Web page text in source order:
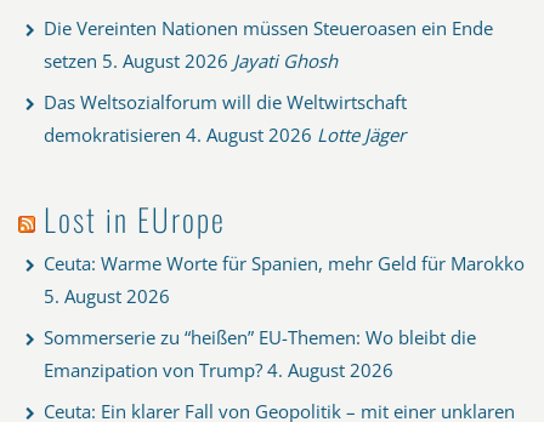
Die Vereinten Nationen müssen Steueroasen ein Ende
setzen 5. August 2026 Jayati Ghosh
Das Weltsozialforum will die Weltwirtschaft
demokratisieren 4. August 2026 Lotte Jäger
Lost in EUrope
Ceuta: Warme Worte für Spanien, mehr Geld für Marokko
5. August 2026
Sommerserie zu “heißen” EU-Themen: Wo bleibt die
Emanzipation von Trump? 4. August 2026
Ceuta: Ein klarer Fall von Geopolitik – mit einer unklaren